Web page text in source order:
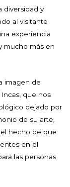
diversidad y
al visitante
experiencia
mucho más en
imagen de
que nos
dejado por
de su arte,
el hecho de que
en el
las personas